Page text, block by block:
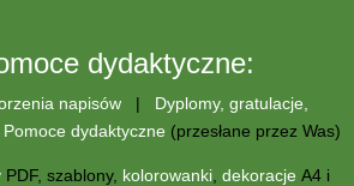
dydaktyczne:
napisów | Dyplomy, gratulacje,
Pomoce dydaktyczne (przesłane przez Was)
PDF, szablony, kolorowanki ,dekoracje A4 i